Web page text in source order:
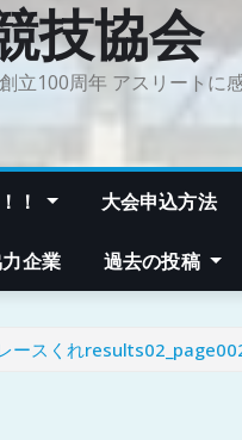
技協会
立100周年 アスリートに
！ 大会申込方法
企業 過去の投稿
ースくれ